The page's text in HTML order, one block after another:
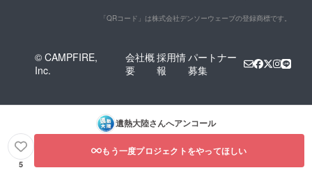
「QRコード」は株式会社デンソーウェーブの登録商標です。
© CAMPFIRE,
Inc.
会社概
要
採用情
報
パートナー
募集
遺熱大陸さんへアンコール
5
もう一度プロジェクトをやってほしい